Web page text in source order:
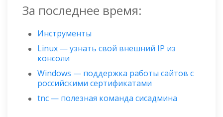
За последнее время:
Инструменты
Linux — узнать свой внешний IP из
консоли
Windows — поддержка работы сайтов с
российскими сертификатами
tnc — полезная команда сисадмина